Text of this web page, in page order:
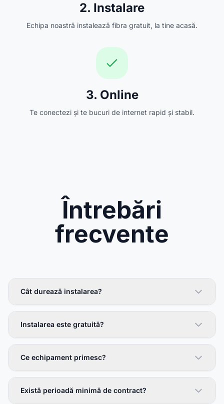
2. Instalare
Echipa noastră instalează fibra gratuit, la tine acasă.
3. Online
Te conectezi și te bucuri de internet rapid și stabil.
Întrebări
frecvente
Cât durează instalarea?
Instalarea este gratuită?
Ce echipament primesc?
Există perioadă minimă de contract?